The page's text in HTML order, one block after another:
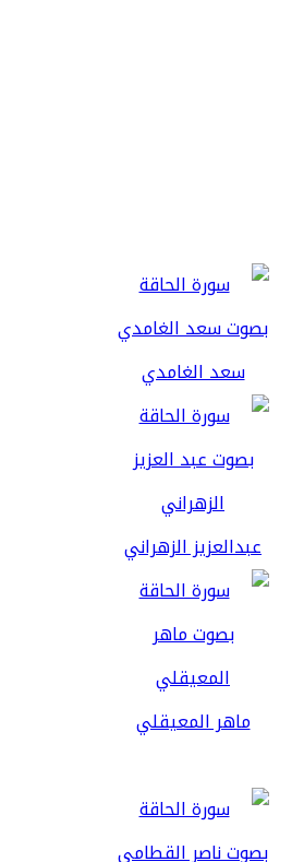
سعد الغامدي
عبدالعزيز الزهراني
ماهر المعيقلي